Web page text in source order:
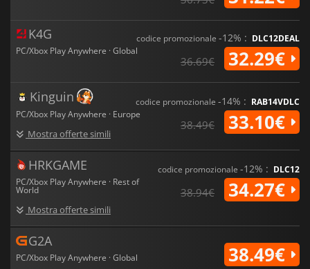
K4G
PC/Xbox Play Anywhere · Global
codice promozionale -12% : DLC12DEAL
36.69€ 32.29€
Kinguin
PC/Xbox Play Anywhere · Europe
Mostra offerte simili
codice promozionale -14% : RAB14VDLC
38.49€ 33.10€
HRKGAME
PC/Xbox Play Anywhere · Rest of
World
Mostra offerte simili
codice promozionale -12% : DLC12
38.94€ 34.27€
G2A
PC/Xbox Play Anywhere · Global 38.49€